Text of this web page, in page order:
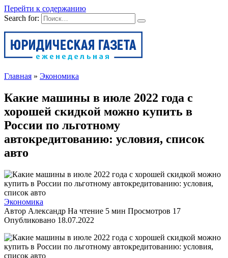
Перейти к содержанию
Search for:
Главная » Экономика
Какие машины в июле 2022 года с
хорошей скидкой можно купить в
России по льготному
автокредитованию: условия, список
авто
Экономика
Автор Александр На чтение 5 мин Просмотров 17
Опубликовано 18.07.2022